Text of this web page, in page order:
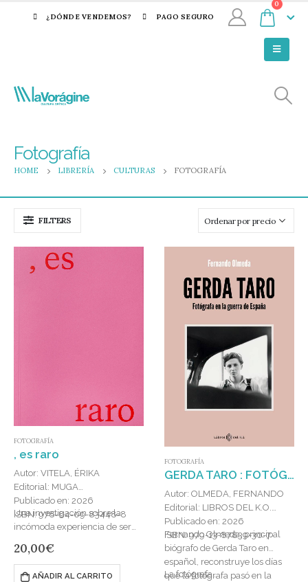
¿DÓNDE VENDEMOS? PAGO SEGURO
0
Fotografía
HOME LIBRERÍA CULTURAS FOTOGRAFÍA
FILTERS
FOTOGRAFÍA
, es raro
Autor: VITELA, ÉRIKA
Editorial: MUGA
Publicado en: 2026
ISBN: 978-84-09-83448-8
Una investigación sobre la
incómoda experiencia de ser
opera como forma de control y
violencia cotidiana sobre los…
20,00€
AÑADIR AL CARRITO
FOTOGRAFÍA
GERDA TARO : FOTÓGRAFA EN LA GUERRA DE ESPAÑA
Autor: OLMEDA, FERNANDO
Editorial: LIBROS DEL K.O.
Publicado en: 2026
ISBN: 979-13-87839-30-7
Fernando Olmeda, principal
biógrafo de Gerda Taro en
español, reconstruye los días
que la fotógrafa pasó en la
La fotógrafa…